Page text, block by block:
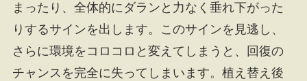
まったり、全体的にダランと力なく垂れ下がった
りするサインを出します。このサインを見逃し、
さらに環境をコロコロと変えてしまうと、回復の
チャンスを完全に失ってしまいます。植え替え後